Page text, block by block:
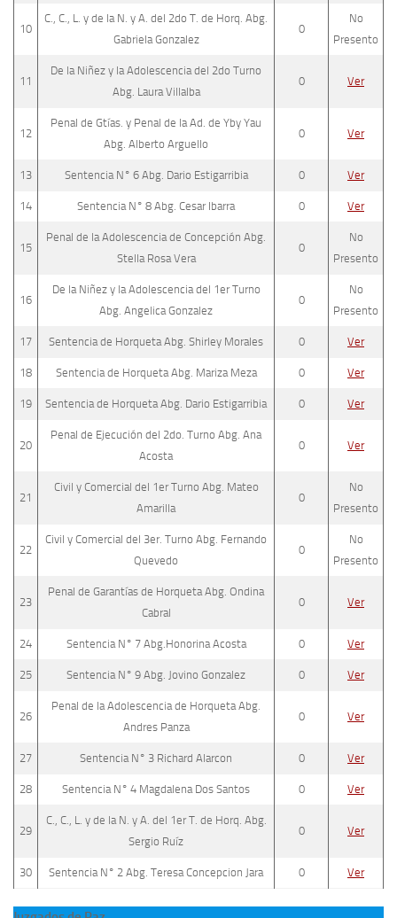
10
C., C., L. y de la N. y A. del 2do T. de Horq. Abg.
Gabriela Gonzalez
0
No
Presento
11
De la Niñez y la Adolescencia del 2do Turno
Abg. Laura Villalba
0 Ver
12
Penal de Gtías. y Penal de la Ad. de Yby Yau
Abg. Alberto Arguello
0 Ver
13 Sentencia N° 6 Abg. Dario Estigarribia 0 Ver
14 Sentencia N° 8 Abg. Cesar Ibarra 0 Ver
15
Penal de la Adolescencia de Concepción Abg.
Stella Rosa Vera
0
No
Presento
16
De la Niñez y la Adolescencia del 1er Turno
Abg. Angelica Gonzalez
0
No
Presento
17 Sentencia de Horqueta Abg. Shirley Morales 0 Ver
18 Sentencia de Horqueta Abg. Mariza Meza 0 Ver
19 Sentencia de Horqueta Abg. Dario Estigarribia 0 Ver
20
Penal de Ejecución del 2do. Turno Abg. Ana
Acosta
0 Ver
21
Civil y Comercial del 1er Turno Abg. Mateo
Amarilla
0
No
Presento
22
Civil y Comercial del 3er. Turno Abg. Fernando
Quevedo
0
No
Presento
23
Penal de Garantías de Horqueta Abg. Ondina
Cabral
0 Ver
24 Sentencia N° 7 Abg.Honorina Acosta 0 Ver
25 Sentencia N° 9 Abg. Jovino Gonzalez 0 Ver
26
Penal de la Adolescencia de Horqueta Abg.
Andres Panza
0 Ver
27 Sentencia N° 3 Richard Alarcon 0 Ver
28 Sentencia N° 4 Magdalena Dos Santos 0 Ver
29
C., C., L. y de la N. y A. del 1er T. de Horq. Abg.
Sergio Ruíz
0 Ver
30 Sentencia N° 2 Abg. Teresa Concepcion Jara 0 Ver